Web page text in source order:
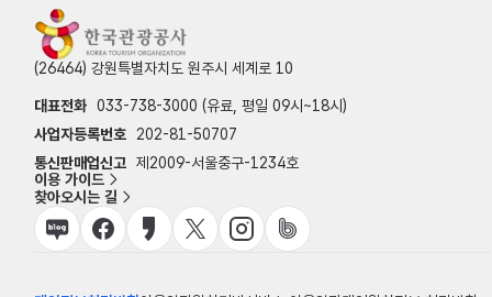
(26464) 강원특별자치도 원주시 세계로 10
대표전화 033-738-3000 (유료, 평일 09시~18시)
사업자등록번호
202-81-50707
통신판매업신고 제2009-서울중구-1234호
이용 가이드
찾아오시는 길